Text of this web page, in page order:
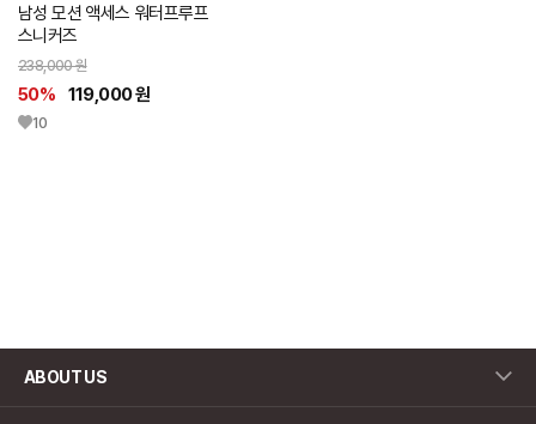
남성 모션 액세스 워터프루프
스니커즈
238,000 원
50% 119,000 원
10
ABOUT US